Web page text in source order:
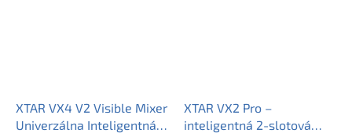
XTAR VX4 V2 Visible Mixer
Univerzálna Inteligentná
XTAR VX2 Pro –
inteligentná 2-slotová